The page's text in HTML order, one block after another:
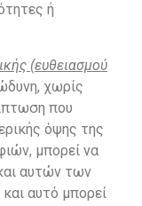
ή
(ευθειασμού
χωρίς
που
όψης της
μπορεί να
αυτών των
αυτό μπορεί